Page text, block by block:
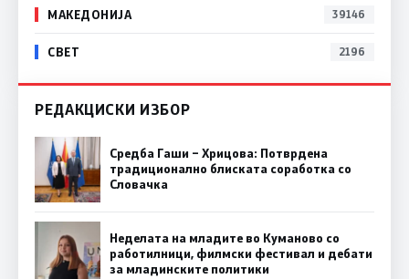
МАКЕДОНИЈА 39146
СВЕТ 2196
РЕДАКЦИСКИ ИЗБОР
Средба Гаши – Хрицова: Потврдена
традиционално блиската соработка со
Словачка
Неделата на младите во Куманово со
работилници, филмски фестивал и дебати
за младинските политики